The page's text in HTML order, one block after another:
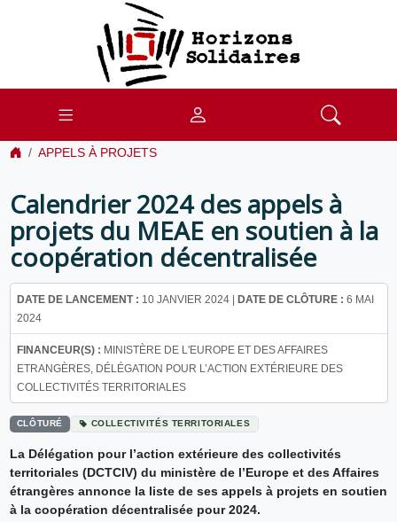
APPELS À PROJETS
Calendrier 2024 des appels à
projets du MEAE en soutien à la
coopération décentralisée
DATE DE LANCEMENT : 10 JANVIER 2024 | DATE DE CLÔTURE : 6 MAI
2024
FINANCEUR(S) : MINISTÈRE DE L'EUROPE ET DES AFFAIRES
ETRANGÈRES, DÉLÉGATION POUR L’ACTION EXTÉRIEURE DES
COLLECTIVITÉS TERRITORIALES
CLÔTURÉ COLLECTIVITÉS TERRITORIALES
La Délégation pour l’action extérieure des collectivités
territoriales (DCTCIV) du ministère de l’Europe et des Affaires
étrangères annonce la liste de ses appels à projets en soutien
à la coopération décentralisée pour 2024.